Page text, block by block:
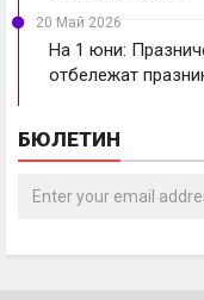
20 Май 2026
На 1 юни:
отбележат
БЮЛЕТИН